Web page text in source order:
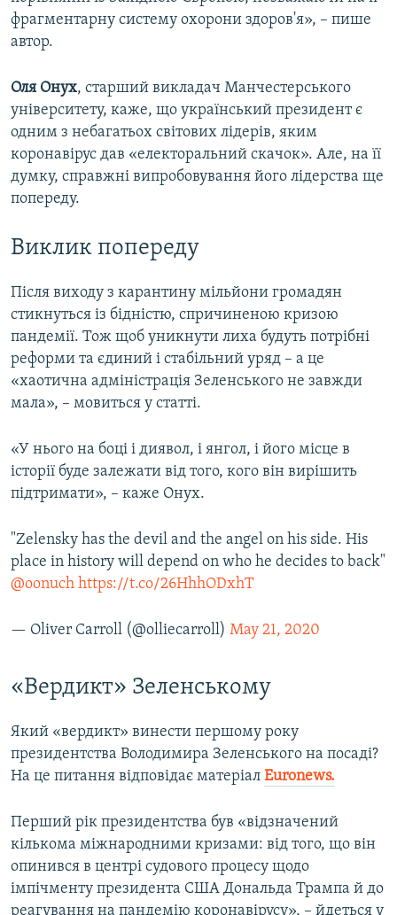
фрагментарну систему охорони здоров'я», – пише
автор.
Оля Онух, старший викладач Манчестерського
університету, каже, що український президент є
одним з небагатьох світових лідерів, яким
коронавірус дав «електоральний скачок». Але, на її
думку, справжні випробовування його лідерства ще
попереду.
Виклик попереду
Після виходу з карантину мільйони громадян
стикнуться із бідністю, спричиненою кризою
пандемії. Тож щоб уникнути лиха будуть потрібні
реформи та єдиний і стабільний уряд – а це
«хаотична адміністрація Зеленського не завжди
мала», – мовиться у статті.
«У нього на боці і диявол, і янгол, і його місце в
історії буде залежати від того, кого він вирішить
підтримати», – каже Онух.
"Zelensky has the devil and the angel on his side. His
place in history will depend on who he decides to back"
@oonuch https://t.co/26HhhODxhT
— Oliver Carroll (@olliecarroll) May 21, 2020
«Вердикт» Зеленському
Який «вердикт» винести першому року
президентства Володимира Зеленського на посаді?
На це питання відповідає матеріал Euronews.
Перший рік президентства був «відзначений
кількома міжнародними кризами: від того, що він
опинився в центрі судового процесу щодо
імпічменту президента США Дональда Трампа й до
реагування на пандемію коронавірусу», – йдеться у